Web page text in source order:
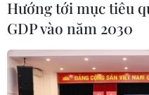
Hướng tới mục tiêu
GDP vào năm 2030